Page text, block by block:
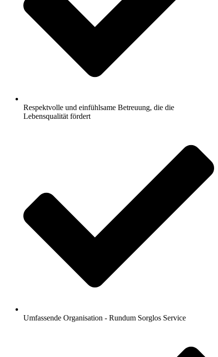
Respektvolle und einfühlsame Betreuung, die die
Lebensqualität fördert
Umfassende Organisation - Rundum Sorglos Service